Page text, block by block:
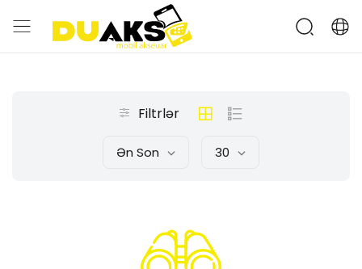
Filtrlər
Ən Son 30